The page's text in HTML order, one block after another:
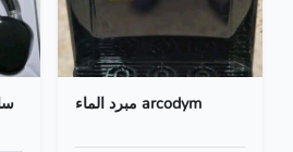
مبرد الماء arcodym